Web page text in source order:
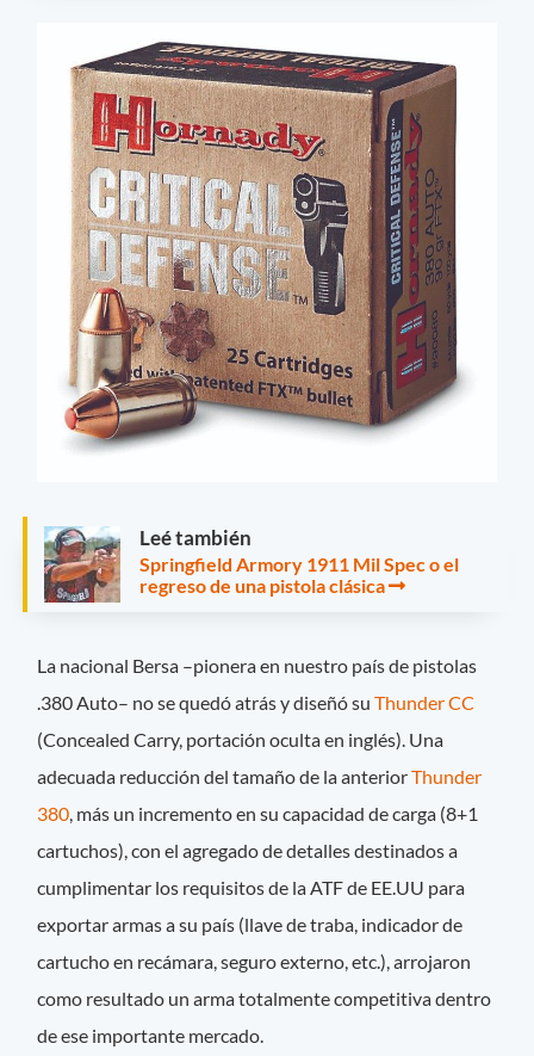
Leé también
Springfield Armory 1911 Mil Spec o el
regreso de una pistola clásica
La nacional Bersa –pionera en nuestro país de pistolas
.380 Auto– no se quedó atrás y diseñó suThunder CC
(Concealed Carry, portación oculta en inglés). Una
adecuada reducción del tamaño de la anteriorThunder
380, más un incremento en su capacidad de carga (8+1
cartuchos), con el agregado de detalles destinados a
cumplimentar los requisitos de la ATF de EE.UU para
exportar armas a su país (llave de traba, indicador de
cartucho en recámara, seguro externo, etc.), arrojaron
como resultado un arma totalmente competitiva dentro
de ese importante mercado.